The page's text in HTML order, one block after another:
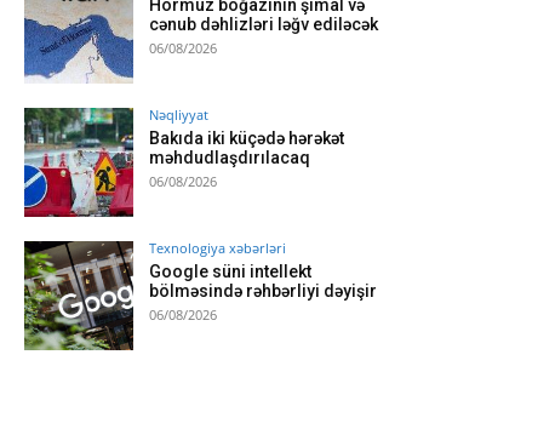
Hörmüz boğazının şimal və
cənub dəhlizləri ləğv ediləcək
06/08/2026
Nəqliyyat
Bakıda iki küçədə hərəkət
məhdudlaşdırılacaq
06/08/2026
Texnologiya xəbərləri
Google süni intellekt
bölməsində rəhbərliyi dəyişir
06/08/2026